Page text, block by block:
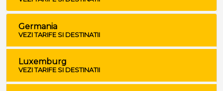
Germania
VEZI TARIFE SI DESTINATII
Luxemburg
VEZI TARIFE SI DESTINATII